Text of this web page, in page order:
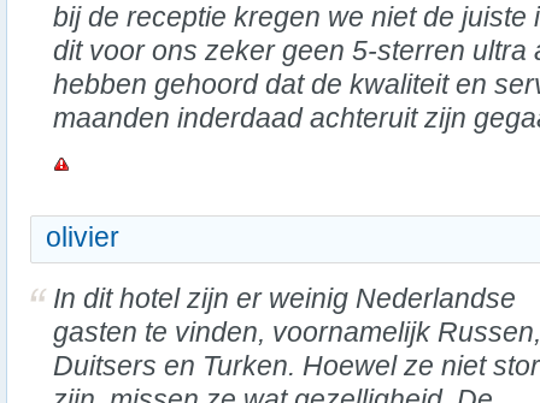
bij de receptie kregen we niet de juiste
dit voor ons zeker geen 5-sterren ultra
hebben gehoord dat de kwaliteit en
maanden inderdaad achteruit zijn
olivier
In dit hotel zijn er weinig Nederlandse
gasten te vinden, voornamelijk Russen,
Duitsers en Turken. Hoewel ze niet